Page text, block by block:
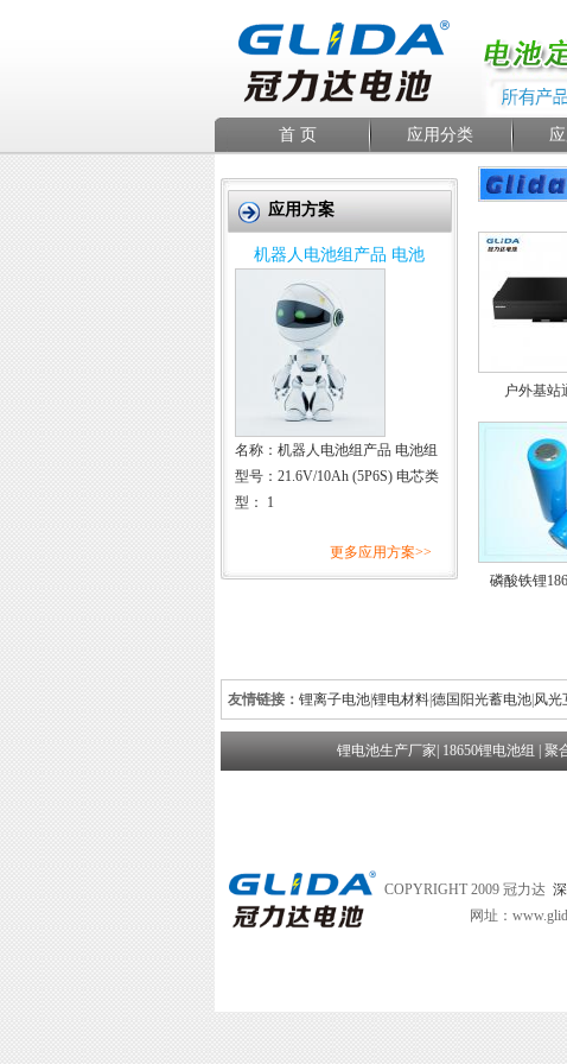
首 页 应用分类
应用方案
机器人电池组产品 电池
名称：机器人电池组产品 电池组
型号：21.6V/10Ah (5P6S) 电芯类
型： 1
更多应用方案>>
户外基站
磷酸铁锂
友情链接： 锂离子电池|锂电材料|德国阳光蓄电池| 风光
锂电池生产厂家 18650锂电池组 聚
COPYRIGHT 2009 冠力达
网址：